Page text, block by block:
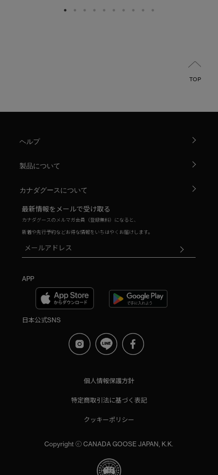
TOP
ヘルプ
製品について
カナダグースについて
最新情報をメールで受け取る
カナダグースのメルマガ会員（登録無料）になると、
新着や先行予約などお得な情報をいちはやくお届けします。
APP
日本公式SNS
個人情報保護方針
特定商取引法に基づく表記
クッキーポリシー
Copyright ⓒ CANADA GOOSE JAPAN, K.K.